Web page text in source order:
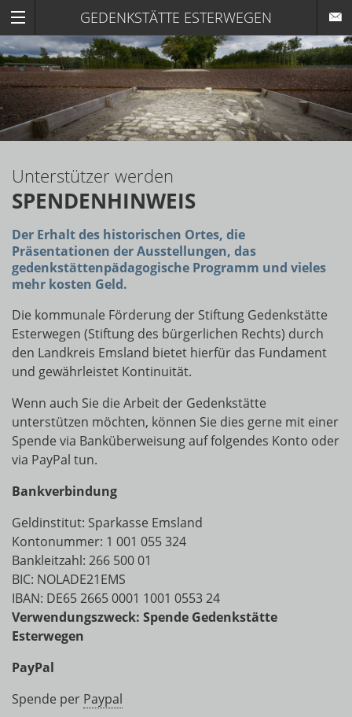
GEDENKSTÄTTE ESTERWEGEN
Unterstützer werden
SPENDENHINWEIS
Der Erhalt des historischen Ortes, die
Präsentationen der Ausstellungen, das
gedenkstättenpädagogische Programm und vieles
mehr kosten Geld.
Die kommunale Förderung der Stiftung Gedenkstätte
Esterwegen (Stiftung des bürgerlichen Rechts) durch
den Landkreis Emsland bietet hierfür das Fundament
und gewährleistet Kontinuität.
Wenn auch Sie die Arbeit der Gedenkstätte
unterstützen möchten, können Sie dies gerne mit einer
Spende via Banküberweisung auf folgendes Konto oder
via PayPal tun.
Bankverbindung
Geldinstitut: Sparkasse Emsland
Kontonummer: 1 001 055 324
Bankleitzahl: 266 500 01
BIC: NOLADE21EMS
IBAN: DE65 2665 0001 1001 0553 24
Verwendungszweck: Spende Gedenkstätte
Esterwegen
PayPal
Spende per Paypal